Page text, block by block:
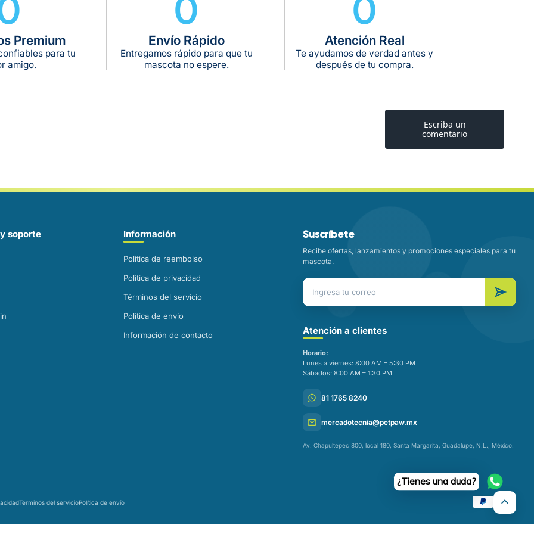
Premium
para tu
amigo.
0
Envío Rápido
Entregamos rápido para que tu
mascota no espere.
0
Atención Real
Te ayudamos de verdad antes y
después de tu compra.
soporte Información
Política de reembolso
Política de privacidad
Términos del servicio
Política de envío
Información de contacto
Suscríbete
Recibe ofertas, lanzamientos y promociones especiales para tu
mascota.
Atención a clientes
Horario:
Lunes a viernes: 8:00 AM – 5:30 PM
Sábados: 8:00 AM – 1:30 PM
81 1765 8240
mercadotecnia@petpaw.mx
Av. Chapultepec 800, local 180, Santa Margarita, Guadalupe, N.L., México.
Términos del servicioPolítica de envío
¿Tienes una duda?